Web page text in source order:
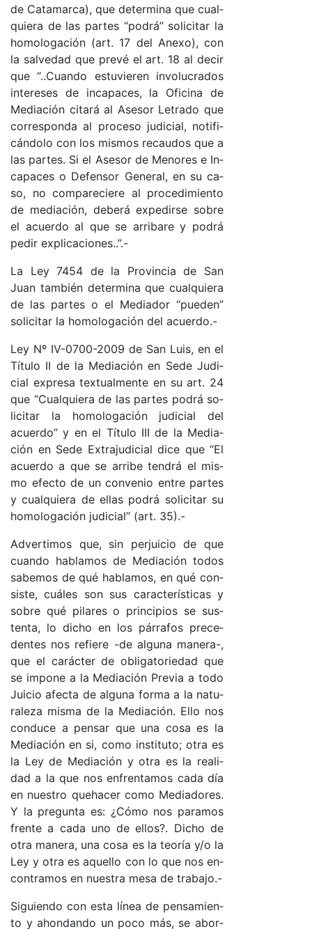
de Ca­ta­mar­ca), que de­ter­mi­na que cual­
quie­ra de las par­tes “po­drá” so­li­ci­tar la
ho­mo­lo­ga­ción (ar­t. 17 del Anexo­), con
la sal­ve­dad que pre­vé el ar­t. 18 al de­cir
que “..­Cuan­do es­tu­vie­ren in­vo­lu­cra­dos
in­te­re­ses de in­ca­pa­ce­s, la Ofi­ci­na de
Me­dia­ción ci­ta­rá al Ase­sor Le­tra­do que
co­rres­pon­da al pro­ce­so ju­di­cia­l, no­ti­fi­
cán­do­lo con los mis­mos re­cau­dos que a
las par­tes. Si el Ase­sor de Me­no­res e In­
ca­pa­ces o De­fen­sor Ge­ne­ra­l, en su ca­
so, no com­pa­re­cie­re al pro­ce­di­mien­to
de me­dia­ció­n, de­be­rá ex­pe­dir­se so­bre
el acuer­do al que se arri­ba­re y po­drá
pe­dir ex­pli­ca­cio­nes..”.-
La Ley 7454 de la Pro­vin­cia de San
Juan tam­bién de­ter­mi­na que cual­quie­ra
de las par­tes o el Me­dia­dor “pue­den”
so­li­ci­tar la ho­mo­lo­ga­ción del acuer­do­.-
Ley Nº IV-0700-2009 de San Luis, en el
Tí­tu­lo II de la Me­dia­ción en Se­de Ju­di­
cial ex­pre­sa tex­tual­men­te en su ar­t. 24
que “Cual­quie­ra de las par­tes po­drá so­
li­ci­tar la ho­mo­lo­ga­ción ju­di­cial del
acuer­do” y en el Tí­tu­lo III de la Me­dia­
ción en Se­de Ex­tra­ju­di­cial di­ce que “El
acuer­do a que se arri­be ten­drá el mis­
mo efec­to de un con­ve­nio en­tre par­tes
y cual­quie­ra de ellas po­drá so­li­ci­tar su
ho­mo­lo­ga­ción ju­di­cia­l” (ar­t. 35).-
Ad­ver­ti­mos que, sin per­jui­cio de que
cuan­do ha­bla­mos de Me­dia­ción to­dos
sa­be­mos de qué ha­bla­mo­s, en qué con­
sis­te, cuá­les son sus ca­rac­te­rís­ti­cas y
so­bre qué pi­la­res o prin­ci­pios se sus­
ten­ta, lo di­cho en los pá­rra­fos pre­ce­
den­tes nos re­fie­re -de al­gu­na ma­ne­ra-,
que el ca­rác­ter de obli­ga­to­rie­dad que
se im­po­ne a la Me­dia­ción Pre­via a to­do
Jui­cio afec­ta de al­gu­na for­ma a la na­tu­
ra­le­za mis­ma de la Me­dia­ció­n. Ello nos
con­du­ce a pen­sar que una co­sa es la
Me­dia­ción en si, co­mo ins­ti­tu­to; otra es
la Ley de Me­dia­ción y otra es la rea­li­
dad a la que nos en­fren­ta­mos ca­da día
en nues­tro que­ha­cer co­mo Me­dia­do­res.
Y la pre­gun­ta es: ¿Có­mo nos pa­ra­mos
fren­te a ca­da uno de ello­s?. Di­cho de
otra ma­ne­ra, una co­sa es la teo­ría y/o la
Ley y otra es aque­llo con lo que nos en­
contra­mos en nues­tra me­sa de tra­ba­jo­.-
Si­guien­do con es­ta lí­nea de pen­sa­mien­
to y ahon­dan­do un po­co má­s, se abor­